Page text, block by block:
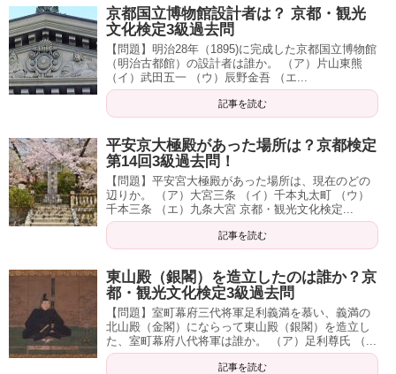
京都国立博物館設計者は？ 京都・観光
文化検定3級過去問
【問題】明治28年（1895)に完成した京都国立博物館
（明治古都館）の設計者は誰か。 （ア）片山東熊
（イ）武田五一 （ウ）辰野金吾 （エ...
記事を読む
平安京大極殿があった場所は？京都検定
第14回3級過去問！
【問題】平安宮大極殿があった場所は、現在のどの
辺りか。 （ア）大宮三条 （イ）千本丸太町 （ウ）
千本三条 （エ）九条大宮 京都・観光文化検定...
記事を読む
東山殿（銀閣）を造立したのは誰か？京
都・観光文化検定3級過去問
【問題】室町幕府三代将軍足利義満を慕い、義満の
北山殿（金閣）にならって東山殿（銀閣）を造立し
た、室町幕府八代将軍は誰か。 （ア）足利尊氏 （...
記事を読む